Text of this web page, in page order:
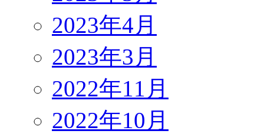
2023年4月
2023年3月
2022年11月
2022年10月